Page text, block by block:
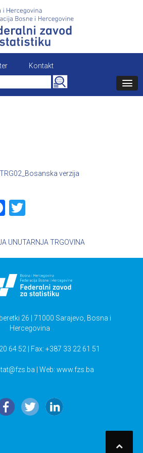
Kontakt
Search
for:
TRG02_Bosanska verzija
Facebook
UNUTARNJA TRGOVINA
26 | 71000 Sarajevo, Bosna i
Hercegovina
64 52 | Fax: +387 33 22 61 51
| Web: www.fzs.ba